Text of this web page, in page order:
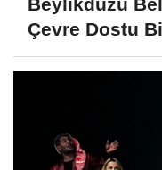
Çevre Dostu